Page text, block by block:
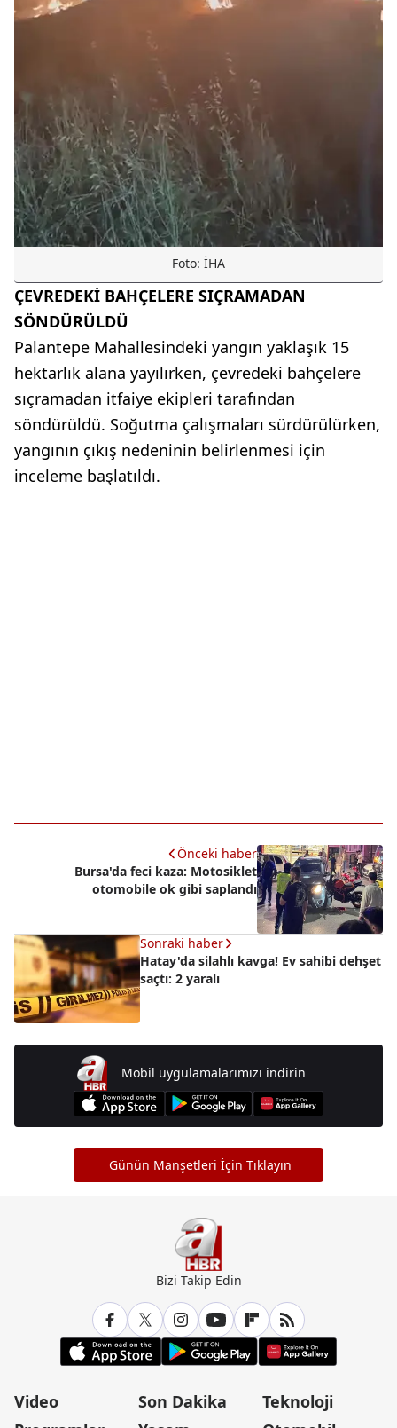
Foto: İHA
ÇEVREDEKİ BAHÇELERE SIÇRAMADAN
SÖNDÜRÜLDÜ
Palantepe Mahallesindeki yangın yaklaşık 15
hektarlık alana yayılırken, çevredeki bahçelere
sıçramadan itfaiye ekipleri tarafından
söndürüldü. Soğutma çalışmaları sürdürülürken,
yangının çıkış nedeninin belirlenmesi için
inceleme başlatıldı.
Önceki haber
Bursa'da feci kaza: Motosiklet
otomobile ok gibi saplandı
Sonraki haber
Hatay'da silahlı kavga! Ev sahibi dehşet
saçtı: 2 yaralı
Mobil uygulamalarımızı indirin
Günün Manşetleri İçin Tıklayın
Bizi Takip Edin
Video
Son Dakika
Teknoloji